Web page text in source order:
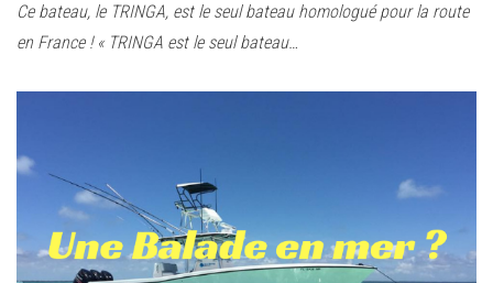
Ce bateau, le TRINGA, est le seul bateau homologué pour la route
en France ! « TRINGA est le seul bateau…